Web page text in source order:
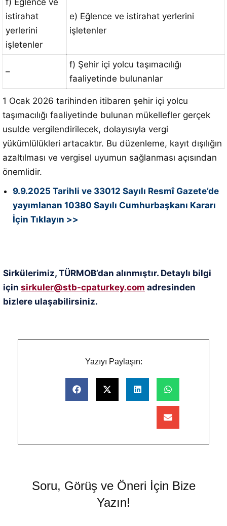
f) Eğlence ve
istirahat
yerlerini
işletenler
e) Eğlence ve istirahat yerlerini
işletenler
–
f) Şehir içi yolcu taşımacılığı
faaliyetinde bulunanlar
1 Ocak 2026 tarihinden itibaren şehir içi yolcu
taşımacılığı faaliyetinde bulunan mükellefler gerçek
usulde vergilendirilecek, dolayısıyla vergi
yükümlülükleri artacaktır. Bu düzenleme, kayıt dışılığın
azaltılması ve vergisel uyumun sağlanması açısından
önemlidir.
9.9.2025 Tarihli ve 33012 Sayılı Resmî Gazete’de
yayımlanan 10380 Sayılı Cumhurbaşkanı Kararı
İçin Tıklayın >>
Sirkülerimiz, TÜRMOB’dan alınmıştır. Detaylı bilgi
için sirkuler@stb-cpaturkey.com adresinden
bizlere ulaşabilirsiniz.
Yazıyı Paylaşın:
Soru, Görüş ve Öneri İçin Bize
Yazın!